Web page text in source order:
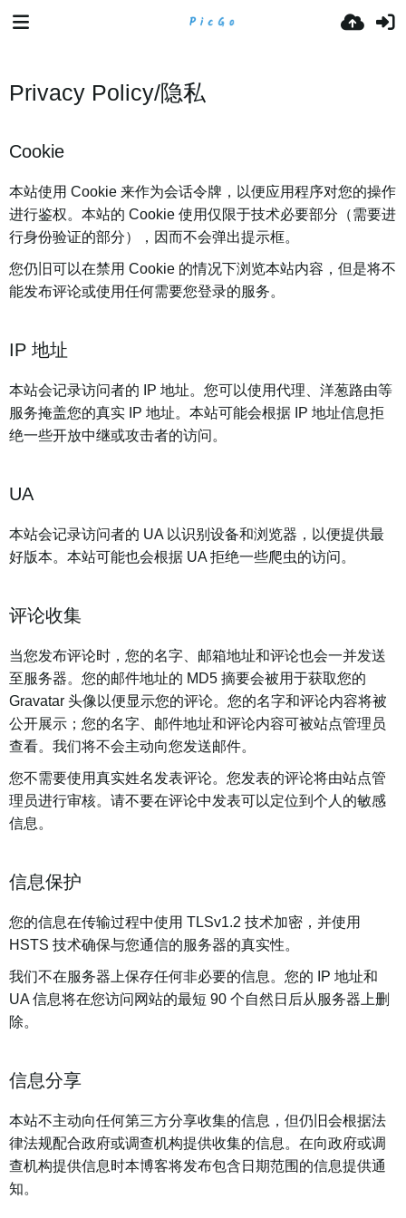
Privacy Policy/隐私
Cookie
本站使用 Cookie 来作为会话令牌，以便应用程序对您的操作
进行鉴权。本站的 Cookie 使用仅限于技术必要部分（需要进
行身份验证的部分），因而不会弹出提示框。
您仍旧可以在禁用 Cookie 的情况下浏览本站内容，但是将不
能发布评论或使用任何需要您登录的服务。
IP 地址
本站会记录访问者的 IP 地址。您可以使用代理、洋葱路由等
服务掩盖您的真实 IP 地址。本站可能会根据 IP 地址信息拒
绝一些开放中继或攻击者的访问。
UA
本站会记录访问者的 UA 以识别设备和浏览器，以便提供最
好版本。本站可能也会根据 UA 拒绝一些爬虫的访问。
评论收集
当您发布评论时，您的名字、邮箱地址和评论也会一并发送
至服务器。您的邮件地址的 MD5 摘要会被用于获取您的
Gravatar 头像以便显示您的评论。您的名字和评论内容将被
公开展示；您的名字、邮件地址和评论内容可被站点管理员
查看。我们将不会主动向您发送邮件。
您不需要使用真实姓名发表评论。您发表的评论将由站点管
理员进行审核。请不要在评论中发表可以定位到个人的敏感
信息。
信息保护
您的信息在传输过程中使用 TLSv1.2 技术加密，并使用
HSTS 技术确保与您通信的服务器的真实性。
我们不在服务器上保存任何非必要的信息。您的 IP 地址和
UA 信息将在您访问网站的最短 90 个自然日后从服务器上删
除。
信息分享
本站不主动向任何第三方分享收集的信息，但仍旧会根据法
律法规配合政府或调查机构提供收集的信息。在向政府或调
查机构提供信息时本博客将发布包含日期范围的信息提供通
知。